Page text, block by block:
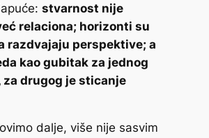
stvarnost nije
relaciona; horizonti su
razdvajaju perspektive; a
kao gubitak za jednog
za drugog je sticanje
dalje, više nije sasvim